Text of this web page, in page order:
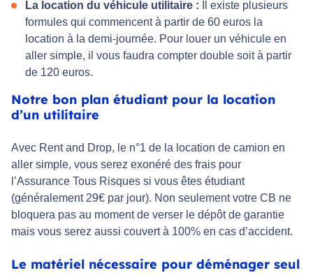
La location du véhicule utilitaire : Il existe plusieurs
formules qui commencent à partir de 60 euros la
location à la demi-journée. Pour louer un véhicule en
aller simple, il vous faudra compter double soit à partir
de 120 euros.
Notre bon plan étudiant pour la location
d’un utilitaire
Avec Rent and Drop, le n°1 de la location de camion en
aller simple, vous serez exonéré des frais pour
l’Assurance Tous Risques si vous êtes étudiant
(généralement 29€ par jour). Non seulement votre CB ne
bloquera pas au moment de verser le dépôt de garantie
mais vous serez aussi couvert à 100% en cas d’accident.
Le matériel nécessaire pour déménager seul